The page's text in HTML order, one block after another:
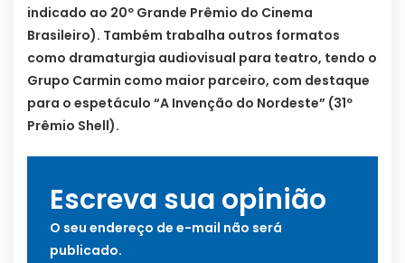
indicado ao 20º Grande Prêmio do Cinema
Brasileiro). Também trabalha outros formatos
como dramaturgia audiovisual para teatro, tendo o
Grupo Carmin como maior parceiro, com destaque
para o espetáculo “A Invenção do Nordeste” (31º
Prêmio Shell).
Escreva sua opinião
O seu endereço de e-mail não será
publicado.